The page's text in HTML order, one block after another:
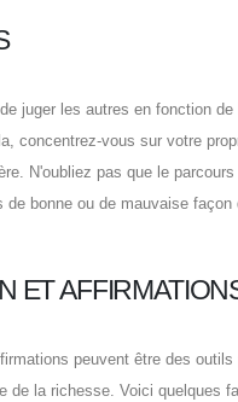
juger les autres en fonction
concentrez-vous sur votre
N'oubliez pas que le
de bonne ou de mauvaise façon
ET
peuvent être des
de la richesse. Voici quelques